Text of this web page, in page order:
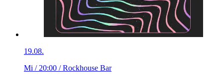
19.08.
Mi / 20:00 / Rockhouse Bar